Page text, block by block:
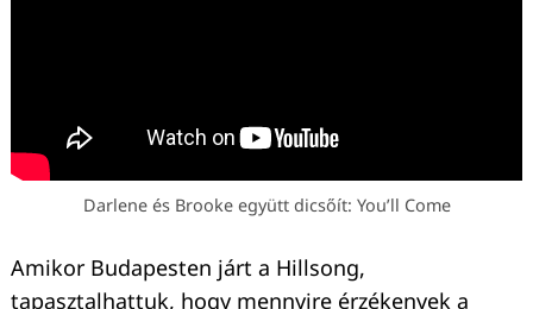
Darlene és Brooke együtt dicsőít: You’ll Come
Amikor Budapesten járt a Hillsong,
tapasztalhattuk, hogy mennyire érzékenyek a